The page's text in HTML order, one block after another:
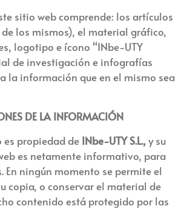
sitio web comprende: los artículos
los mismos), el material gráfico,
logotipo e ícono “INbe-UTY
de investigación e infografías
la información que en el mismo sea
DE LA INFORMACIÓN
es propiedad de INbe-UTY S.L.,y su
es netamente informativo, para
En ningún momento se permite el
copia, o conservar el material de
contenido está protegido por las